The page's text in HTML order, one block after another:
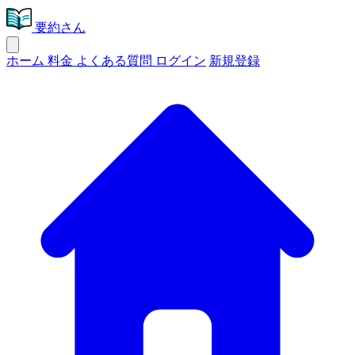
要約さん
ホーム 料金 よくある質問 ログイン 新規登録